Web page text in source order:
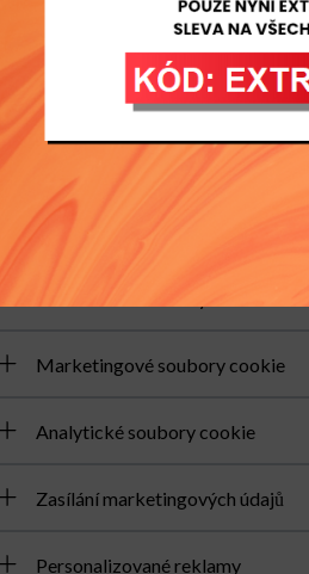
hledání omezit použitím pokročilých
souborů cookie
Požadované soubory cookie
Marketingové soubory cookie
Analytické soubory cookie
Zasílání marketingových údajů
Personalizované reklamy